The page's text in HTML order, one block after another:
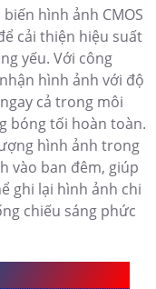
hình ảnh CMOS
cải thiện hiệu suất
yếu. Với công
hình ảnh với độ
cả trong môi
bóng tối hoàn toàn.
hình ảnh trong
vào ban đêm, giúp
ghi lại hình ảnh chi
chiếu sáng phức